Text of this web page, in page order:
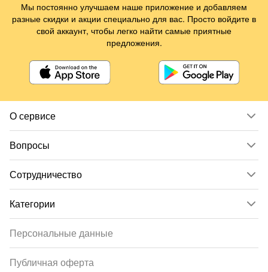
О сервисе
Вопросы
Сотрудничество
Категории
Персональные данные
Публичная оферта
Мы постоянно улучшаем наше приложение и добавляем
разные скидки и акции специально для вас. Просто войдите в
свой аккаунт, чтобы легко найти самые приятные
предложения.